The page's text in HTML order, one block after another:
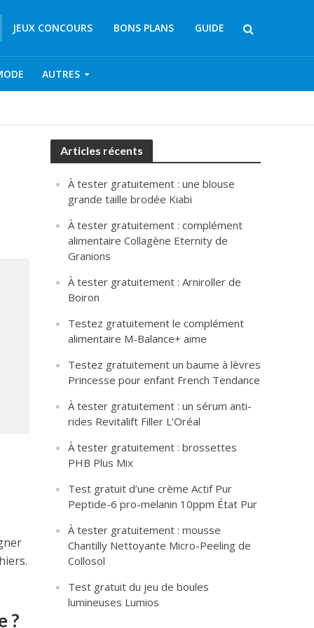
JEUX CONCOURS BONS PLANS GUIDE
AUTRES
?
Articles récents
À tester gratuitement : une blouse
grande taille brodée Kiabi
À tester gratuitement : complément
alimentaire Collagène Eternity de
Granions
À tester gratuitement : Arniroller de
Boiron
Testez gratuitement le complément
alimentaire M-Balance+ aime
Testez gratuitement un baume à lèvres
Princesse pour enfant French Tendance
À tester gratuitement : un sérum anti-
rides Revitalift Filler L’Oréal
À tester gratuitement : brossettes
PHB Plus Mix
Test gratuit d’une crème Actif Pur
Peptide-6 pro-melanin 10ppm État Pur
À tester gratuitement : mousse
Chantilly Nettoyante Micro-Peeling de
Collosol
Test gratuit du jeu de boules
lumineuses Lumios